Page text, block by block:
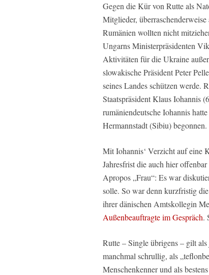
Gegen die Kür von Rutte als
Mitglieder,
Rumänien wollten nicht
Ungarns Ministerpräsidenten
Aktivitäten für die Ukraine
slowakische Präsident Peter
seines Landes schützen werde.
Staatspräsident Klaus Iohannis
rumäniendeutsche Iohannis
Hermannstadt (Sibiu) begonnen.
Mit Iohannis‘ Verzicht auf eine
Jahresfrist die auch hier
Apropos „Frau“: Es war
solle. So war denn kurzfristig
ihrer dänischen Amtskollegin
Außenbeauftragte im Gespräch.
Rutte – Single übrigens – gilt
manchmal schrullig, als
Menschenkenner und als